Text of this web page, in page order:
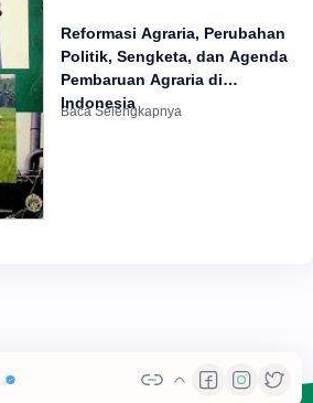
Reformasi Agraria, Perubahan
Politik, Sengketa, dan Agenda
Pembaruan Agraria di
Indonesia